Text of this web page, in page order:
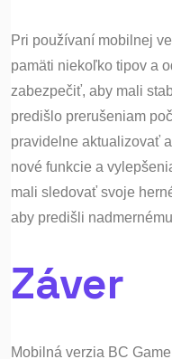
Pri používaní mobilnej
pamäti niekoľko tipov a
zabezpečiť, aby mali
predišlo prerušeniam
pravidelne aktualizovať
nové funkcie a
mali sledovať svoje
aby predišli
Záver
Mobilná verzia BC